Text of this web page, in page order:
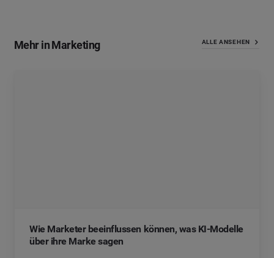
Mehr in Marketing ALLE ANSEHEN
Wie Marketer beeinflussen können, was KI-Modelle
über ihre Marke sagen